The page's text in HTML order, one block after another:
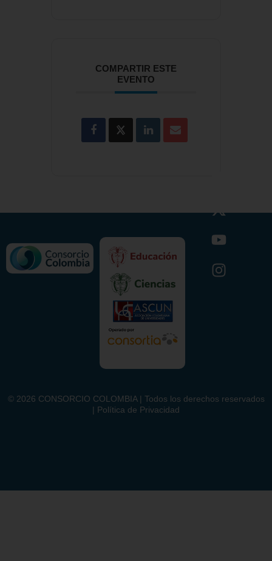
COMPARTIR ESTE
EVENTO
© 2026 CONSORCIO COLOMBIA | Todos los derechos reservados
| Política de Privacidad